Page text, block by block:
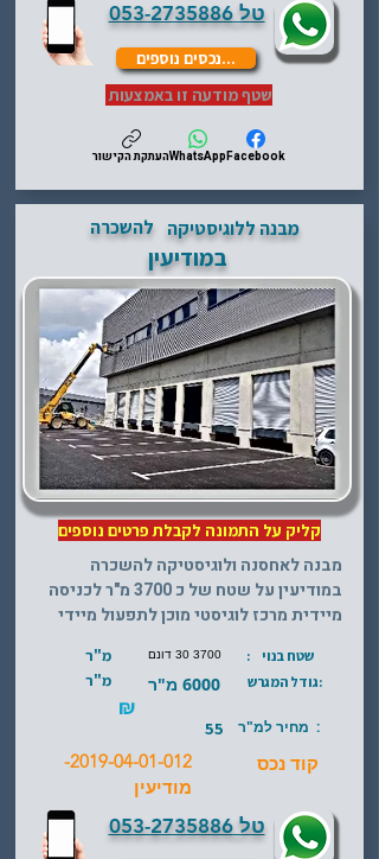
טל 053-2735886
...נכסים נוספים
שטף מודעה זו באמצעות
Facebook
WhatsAppהעתקת הקישור
מבנה ללוגיסטיקה להשכרה
במודיעין
קליק על התמונה לקבלת פרטים נוספים
מבנה לאחסנה ולוגיסטיקה להשכרה
במודיעין על שטח של כ 3700 מ"ר לכניסה
מיידית מרכז לוגיסטי מוכן לתפעול מיידי
שטח בנוי : 3700 30 דונם
:גודל המגרש 6000 מ"ר
: מחיר למ"ר 55
טל 053-2735886
מ"ר
מ"ר
₪
קוד נכס 2019-04-01-012
-
מודיעין